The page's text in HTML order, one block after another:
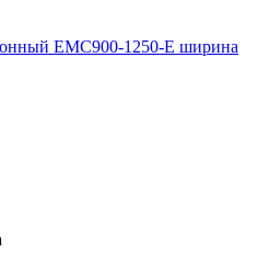
EMC900-1250-E ширина